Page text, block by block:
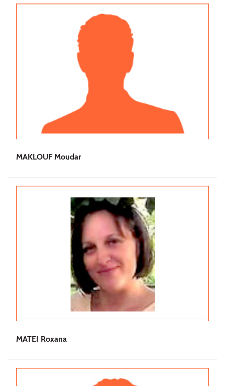
MAKLOUF Moudar
MATEI Roxana